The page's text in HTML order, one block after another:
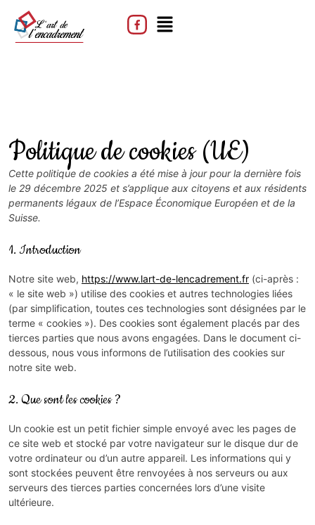
Politique de cookies (UE)
Cette politique de cookies a été mise à jour pour la dernière fois
le 29 décembre 2025 et s’applique aux citoyens et aux résidents
permanents légaux de l’Espace Économique Européen et de la
Suisse.
1. Introduction
Notre site web, https://www.lart-de-lencadrement.fr (ci-après :
« le site web ») utilise des cookies et autres technologies liées
(par simplification, toutes ces technologies sont désignées par le
terme « cookies »). Des cookies sont également placés par des
tierces parties que nous avons engagées. Dans le document ci-
dessous, nous vous informons de l’utilisation des cookies sur
notre site web.
2. Que sont les cookies ?
Un cookie est un petit fichier simple envoyé avec les pages de
ce site web et stocké par votre navigateur sur le disque dur de
votre ordinateur ou d’un autre appareil. Les informations qui y
sont stockées peuvent être renvoyées à nos serveurs ou aux
serveurs des tierces parties concernées lors d’une visite
ultérieure.